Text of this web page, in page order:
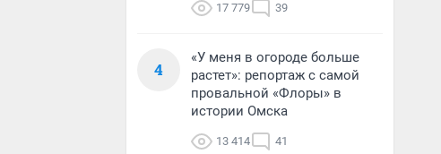
17 779 39
4
«У меня в огороде больше
растет»: репортаж с самой
провальной «Флоры» в
истории Омска
13 414 41